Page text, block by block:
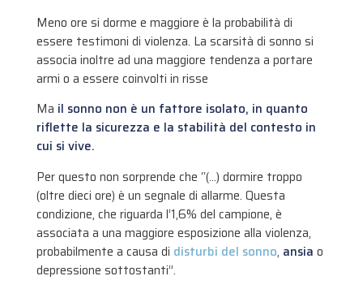
Meno ore si dorme e maggiore è la probabilità di
essere testimoni di violenza. La scarsità di sonno si
associa inoltre ad una maggiore tendenza a portare
armi o a essere coinvolti in risse
Ma il sonno non è un fattore isolato, in quanto
riflette la sicurezza e la stabilità del contesto in
cui si vive.
Per questo non sorprende che “(…) dormire troppo
(oltre dieci ore) è un segnale di allarme. Questa
condizione, che riguarda l’1,6% del campione, è
associata a una maggiore esposizione alla violenza,
probabilmente a causa di disturbi del sonno, ansia o
depressione sottostanti”.